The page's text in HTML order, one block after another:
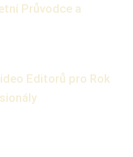
Průvodce a
Editorů pro Rok